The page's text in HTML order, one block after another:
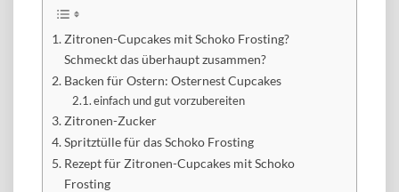
Zitronen-Cupcakes mit Schoko Frosting?
Schmeckt das überhaupt zusammen?
Backen für Ostern: Osternest Cupcakes
einfach und gut vorzubereiten
Zitronen-Zucker
Spritztülle für das Schoko Frosting
Rezept für Zitronen-Cupcakes mit Schoko
Frosting